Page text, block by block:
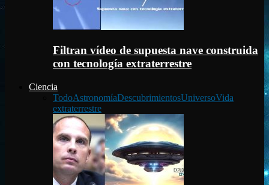
Filtran vídeo de supuesta nave construida
con tecnología extraterrestre
Ciencia
TodoAstronomíaDescubrimientosUniversoVida
extraterrestre